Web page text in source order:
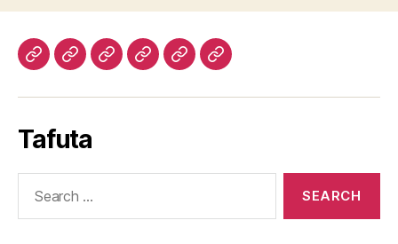
Diabetes
package
Tiba
kwa
HatuaDigestive
WeightCancer
Tafuta